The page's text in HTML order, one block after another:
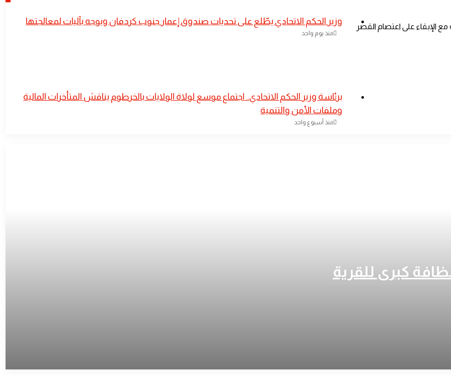
​وزير الحكم الاتحادي يطّلع على تحديات صندوق إعمار جنوب كردفان ويوجه بآليات لمعالجتها
منذ يوم واحد
​برئاسة وزير الحكم الاتحادي.. اجتماع موسع لولاة الولايات بالخرطوم يناقش المتأخرات المالية
وملفات الأمن والتنمية
منذ أسبوع واحد
الإبقاء على اعتصام القصر
كبرى للقرية